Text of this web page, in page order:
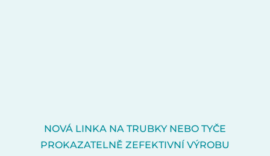
NOVÁ LINKA NA TRUBKY NEBO TYČE
PROKAZATELNĚ ZEFEKTIVNÍ VÝROBU